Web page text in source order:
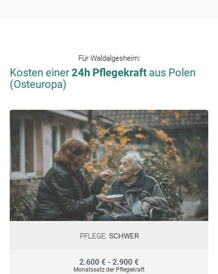
Für Waldalgesheim:
Kosten einer24h Pflegekraft aus Polen
(Osteuropa)
PFLEGE: SCHWER
2.600 € - 2.900 €
Monatssatz der Pflegekraft